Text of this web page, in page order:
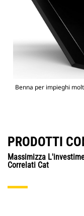
Benna per impieghi
PRODOTTI
Massimizza
Correlati Cat